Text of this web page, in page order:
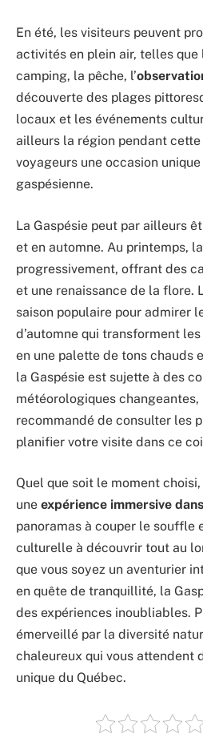
En été, les visiteurs peuvent
activités en plein air, telles que
camping, la pêche, l’
découverte des plages
locaux et les événements
ailleurs la région pendant
voyageurs une occasion
gaspésienne.
La Gaspésie peut par ailleurs
et en automne. Au printemps,
progressivement, offrant des
et une renaissance de la flore.
saison populaire pour admirer
d’automne qui transforment les
en une palette de tons chauds
la Gaspésie est sujette à des
météorologiques
recommandé de consulter les
planifier votre visite dans ce
Quel que soit le moment
une expérience immersive
panoramas à couper le souffle
culturelle à découvrir tout au
que vous soyez un aventurier
en quête de tranquillité, la
des expériences inoubliables.
émerveillé par la diversité
chaleureux qui vous attendent
unique du Québec.